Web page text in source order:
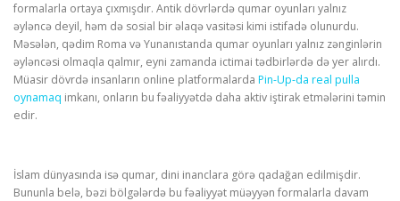
formalarla ortaya çıxmışdır. Antik dövrlərdə qumar oyunları yalnız
əyləncə deyil, həm də sosial bir əlaqə vasitəsi kimi istifadə olunurdu.
Məsələn, qədim Roma və Yunanıstanda qumar oyunları yalnız zənginlərin
əyləncəsi olmaqla qalmır, eyni zamanda ictimai tədbirlərdə də yer alırdı.
Müasir dövrdə insanların online platformalarda Pin-Up-da real pulla
oynamaq imkanı, onların bu fəaliyyətdə daha aktiv iştirak etmələrini təmin
edir.
İslam dünyasında isə qumar, dini inanclara görə qadağan edilmişdir.
Bununla belə, bəzi bölgələrdə bu fəaliyyət müəyyən formalarla davam